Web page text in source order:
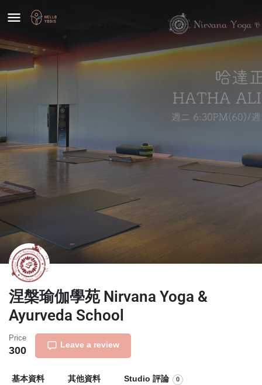
涅槃瑜伽學苑 Nirvana Yoga &
Ayurveda School
Price
300 Leave a review
基本資料 其他資料 Studio 評論 0